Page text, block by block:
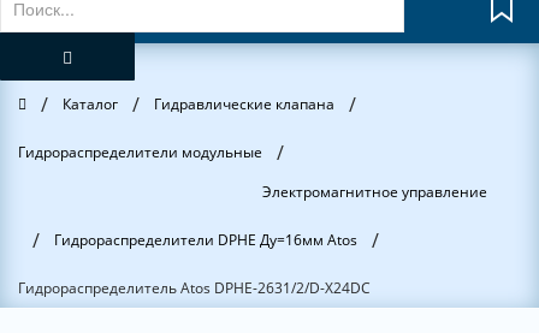
Главная
/ Каталог / Гидравлические клапана /
Гидрораспределители модульные /
Электромагнитное управление
/ Гидрораспределители DPHE Ду=16мм Atos /
Гидрораспределитель Atos DPHE-2631/2/D-X24DC